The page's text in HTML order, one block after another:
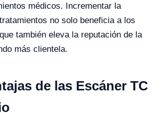
médicos. Incrementar la
no solo beneficia a los
también eleva la reputación de la
más clientela.
de las Escáner TC